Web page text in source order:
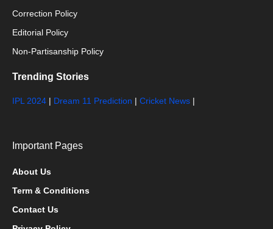
Correction Policy
Editorial Policy
Non-Partisanship Policy
Trending Stories
IPL 2024 | Dream 11 Prediction | Cricket News |
Important Pages
About Us
Term & Conditions
Contact Us